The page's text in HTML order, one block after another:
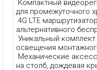
Компактный
для промежуточного
4G LTE
альтернативного
Уникальный комплект
освещения
Механические
на столб, дождевая